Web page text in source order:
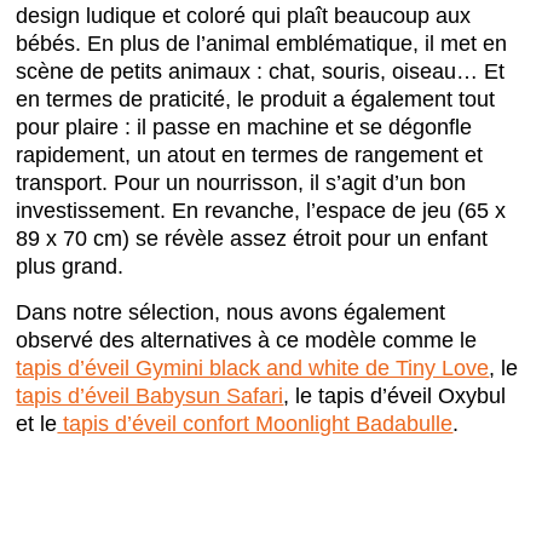
design ludique et coloré qui plaît beaucoup aux
bébés. En plus de l’animal emblématique, il met en
scène de petits animaux : chat, souris, oiseau… Et
en termes de praticité, le produit a également tout
pour plaire : il passe en machine et se dégonfle
rapidement, un atout en termes de rangement et
transport. Pour un nourrisson, il s’agit d’un bon
investissement. En revanche, l’espace de jeu (65 x
89 x 70 cm) se révèle assez étroit pour un enfant
plus grand.
Dans notre sélection, nous avons également
observé des alternatives à ce modèle comme le
tapis d’éveil Gymini black and white de Tiny Love, le
tapis d’éveil Babysun Safari, le tapis d’éveil Oxybul
et le tapis d’éveil confort Moonlight Badabulle.